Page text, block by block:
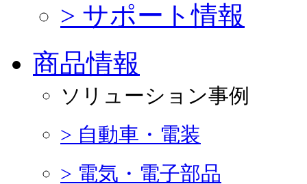
> サポート情報
商品情報
ソリューション事例
> 自動車・電装
> 電気・電子部品